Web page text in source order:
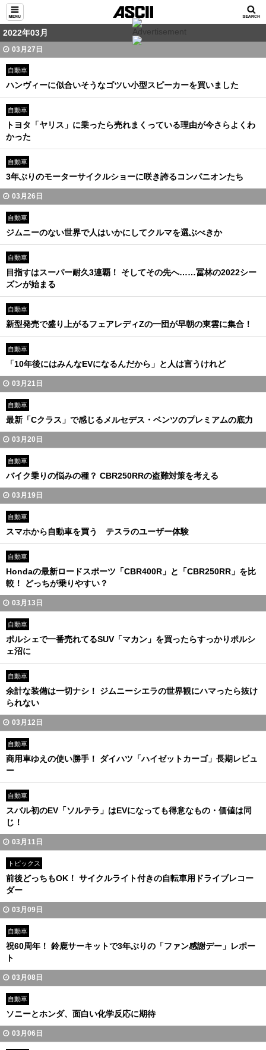
2022年03月
03月27日
自動車
ハンヴィーに似合いそうなゴツい小型スピーカーを買いました
自動車
トヨタ「ヤリス」に乗ったら売れまくっている理由が今さらよくわ
かった
自動車
3年ぶりのモーターサイクルショーに咲き誇るコンパニオンたち
03月26日
自動車
ジムニーのない世界で人はいかにしてクルマを選ぶべきか
自動車
目指すはスーパー耐久3連覇！ そしてその先へ……冨林の2022シー
ズンが始まる
自動車
新型発売で盛り上がるフェアレディZの一団が早朝の東雲に集合！
自動車
「10年後にはみんなEVになるんだから」と人は言うけれど
03月21日
自動車
最新「Cクラス」で感じるメルセデス・ベンツのプレミアムの底力
03月20日
自動車
バイク乗りの悩みの種？ CBR250RRの盗難対策を考える
03月19日
自動車
スマホから自動車を買う テスラのユーザー体験
自動車
Hondaの最新ロードスポーツ「CBR400R」と「CBR250RR」を比
較！ どっちが乗りやすい？
03月13日
自動車
ポルシェで一番売れてるSUV「マカン」を買ったらすっかりポルシ
ェ沼に
自動車
余計な装備は一切ナシ！ ジムニーシエラの世界観にハマったら抜け
られない
03月12日
自動車
商用車ゆえの使い勝手！ ダイハツ「ハイゼットカーゴ」長期レビュ
ー
自動車
スバル初のEV「ソルテラ」はEVになっても得意なもの・価値は同
じ！
03月11日
トピックス
前後どっちもOK！ サイクルライト付きの自転車用ドライブレコー
ダー
03月09日
自動車
祝60周年！ 鈴鹿サーキットで3年ぶりの「ファン感謝デー」レポー
ト
03月08日
自動車
ソニーとホンダ、面白い化学反応に期待
03月06日